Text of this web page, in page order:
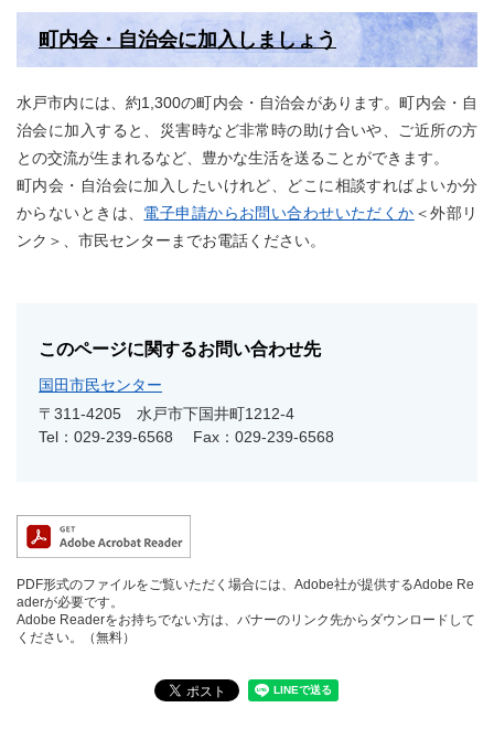
町内会・自治会に加入しましょう
水戸市内には、約1,300の町内会・自治会があります。町内会・自
治会に加入すると、災害時など非常時の助け合いや、ご近所の方
との交流が生まれるなど、豊かな生活を送ることができます。
町内会・自治会に加入したいけれど、どこに相談すればよいか分
からないときは、 電子申請からお問い合わせいただくか ＜外部リ
ンク＞ 、市民センターまでお電話ください。
このページに関するお問い合わせ先
国田市民センター
〒311-4205
水戸市下国井町1212-4
Tel：029-239-6568
Fax：029-239-6568
PDF形式のファイルをご覧いただく場合には、Adobe社が提供するAdobe Re
aderが必要です。
Adobe Readerをお持ちでない方は、バナーのリンク先からダウンロードして
ください。（無料）